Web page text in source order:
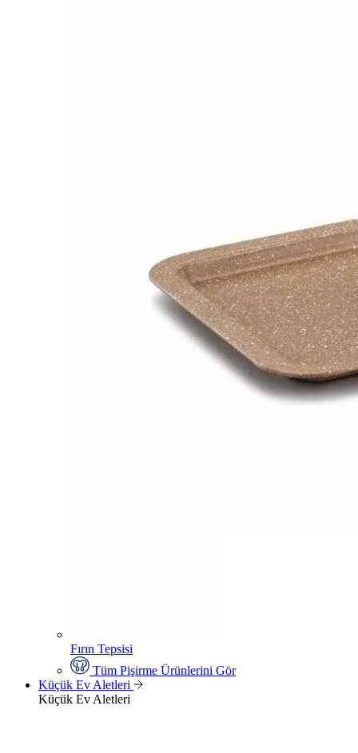
Fırın Tepsisi
Tüm Pişirme Ürünlerini Gör
Küçük Ev Aletleri
Küçük Ev Aletleri